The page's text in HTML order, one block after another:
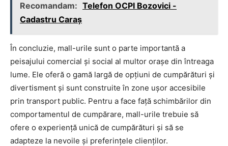
Recomandam: Telefon OCPI Bozovici -
Cadastru Caraş
În concluzie, mall-urile sunt o parte importantă a
peisajului comercial și social al multor orașe din întreaga
lume. Ele oferă o gamă largă de opțiuni de cumpărături și
divertisment și sunt construite în zone ușor accesibile
prin transport public. Pentru a face față schimbărilor din
comportamentul de cumpărare, mall-urile trebuie să
ofere o experiență unică de cumpărături și să se
adapteze la nevoile și preferințele clienților.